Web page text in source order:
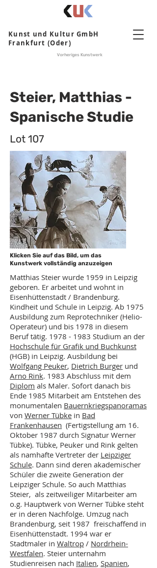
Kunst und Kultur GmbH
Frankfurt (Oder)
Vorheriges Kunstwerk
Steier, Matthias -
Spanische Studie
Lot 107
Klicken Sie auf das Bild, um das
Kunstwerk vollständig anzuzeigen
Matthias Steier wurde 1959 in Leipzig
geboren. Er arbeitet und wohnt in
Eisenhüttenstadt / Brandenburg.
Kindheit und Schule in Leipzig. Ab 1975
Ausbildung zum Reprotechniker (Helio-
Operateur) und bis 1978 in diesem
Beruf tätig. 1978 - 1983 Studium an der
Hochschule für Grafik und Buchkunst
(HGB) in Leipzig. Ausbildung bei
Wolfgang Peuker, Dietrich Burger und
Arno Rink. 1983 Abschluss mit dem
Diplom als Maler. Sofort danach bis
Ende 1985 Mitarbeit am Entstehen des
monumentalen Bauernkriegspanoramas
von Werner Tübke in Bad
Frankenhausen (Fertigstellung am 16.
Oktober 1987 durch Signatur Werner
Tübke). Tübke, Peuker und Rink gelten
als namhafte Vertreter der Leipziger
Schule. Dann sind deren akademischer
Schüler die zweite Generation der
Leipziger Schule. So auch Matthias
Steier, als zeitweiliger Mitarbeiter am
o.g. Hauptwerk von Werner Tübke steht
er in deren Nachfolge. Umzug nach
Brandenburg, seit 1987 freischaffend in
Eisenhüttenstadt. 1994 war er
Stadtmaler in Waltrop / Nordrhein-
Westfalen. Steier unternahm
Studienreisen nach Italien, Spanien,